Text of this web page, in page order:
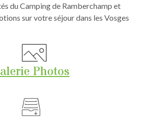
du Camping de Ramberchamp et
sur votre séjour dans les Vosges
Photos